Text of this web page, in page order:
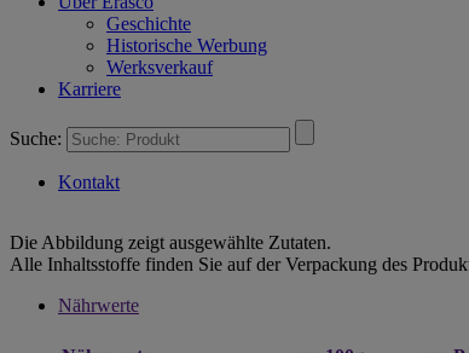
Geschichte
Historische Werbung
Werksverkauf
Karriere
Suche:
Kontakt
Die Abbildung zeigt ausgewählte Zutaten.
Alle Inhaltsstoffe finden Sie auf der Verpackung des
Nährwerte